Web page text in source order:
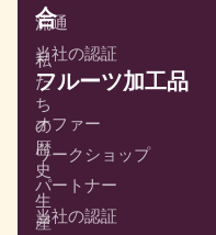
合
私
た
ち
の
歴
史
生
産
流通
当社の認証
フルーツ加工品
オファー
ワークショップ
パートナー
当社の認証